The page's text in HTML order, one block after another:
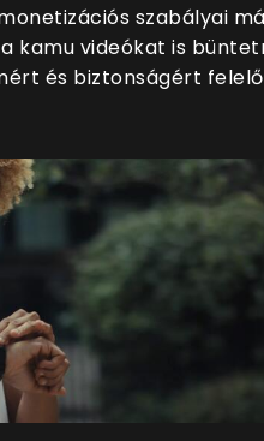
szabályai
kamu videókat is
és biztonságért